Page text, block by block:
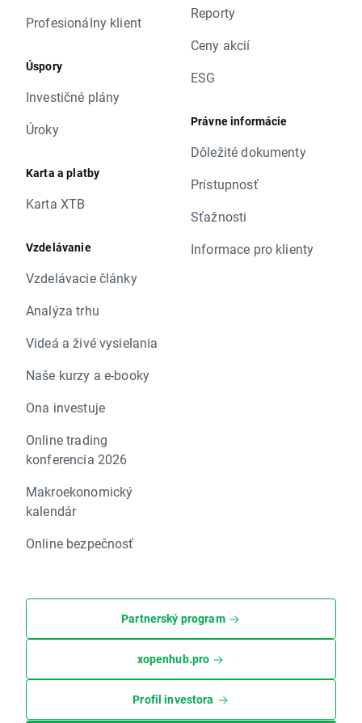
Profesionálny klient
Úspory
Investičné plány
Úroky
Karta a platby
Karta XTB
Vzdelávanie
Vzdelávacie články
Analýza trhu
Videá a živé vysielania
Naše kurzy a e-booky
Ona investuje
Online trading
konferencia 2026
Makroekonomický
kalendár
Online bezpečnosť
Reporty
Ceny akcií
ESG
Právne informácie
Dôležité dokumenty
Prístupnosť
Sťažnosti
Informace pro klienty
Partnerský program
xopenhub.pro
Profil investora